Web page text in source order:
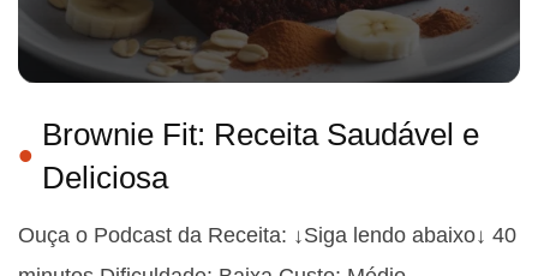
Brownie Fit: Receita Saudável e
Deliciosa
Ouça o Podcast da Receita: ↓Siga lendo abaixo↓ 40